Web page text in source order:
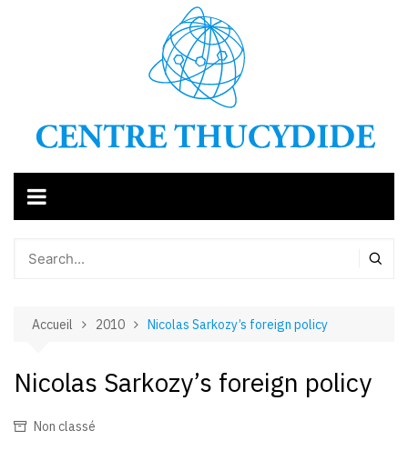
Accueil 2010 Nicolas Sarkozy’s foreign policy
Nicolas Sarkozy’s foreign policy
Non classé